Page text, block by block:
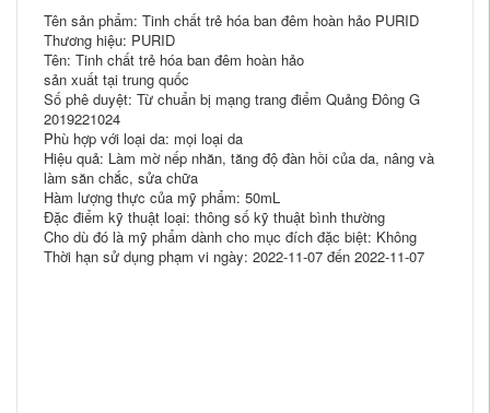
Tên sản phẩm: Tinh chất trẻ hóa ban đêm hoàn hảo PURID
Thương hiệu: PURID
Tên: Tinh chất trẻ hóa ban đêm hoàn hảo
sản xuất tại trung quốc
Số phê duyệt: Từ chuẩn bị mạng trang điểm Quảng Đông G
2019221024
Phù hợp với loại da: mọi loại da
Hiệu quả: Làm mờ nếp nhăn, tăng độ đàn hồi của da, nâng và
làm săn chắc, sửa chữa
Hàm lượng thực của mỹ phẩm: 50mL
Đặc điểm kỹ thuật loại: thông số kỹ thuật bình thường
Cho dù đó là mỹ phẩm dành cho mục đích đặc biệt: Không
Thời hạn sử dụng phạm vi ngày: 2022-11-07 đến 2022-11-07